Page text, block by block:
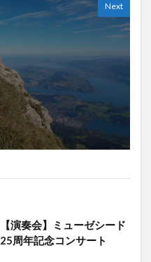
Next
【演奏会】ミューゼシード
25周年記念コンサート